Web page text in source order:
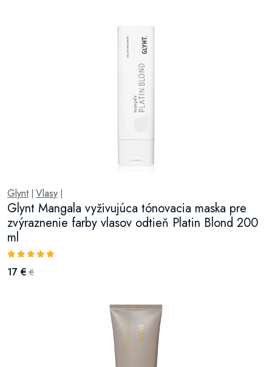
Glynt| Vlasy
Glynt Mangala vyživujúca tónovacia maska pre
zvýraznenie farby vlasov odtieň Platin Blond 200
ml
17 € €